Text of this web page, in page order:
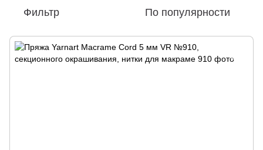
Фильтр По популярности